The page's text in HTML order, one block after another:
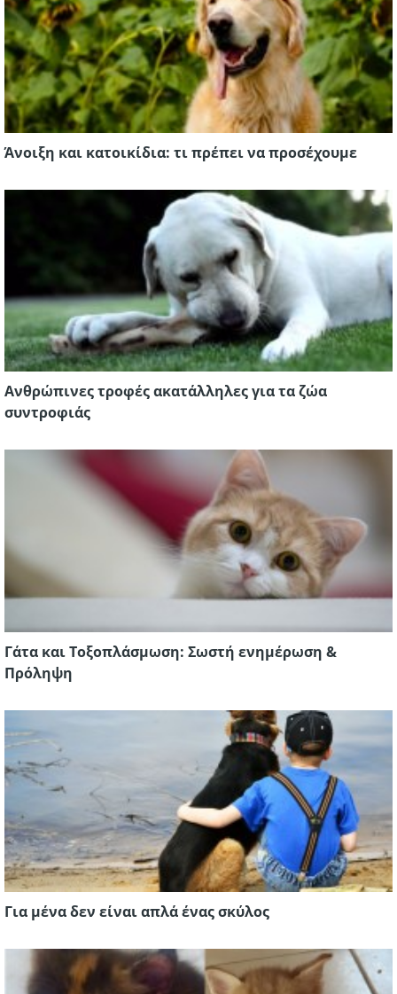
Άνοιξη και κατοικίδια: τι πρέπει να προσέχουμε
Ανθρώπινες τροφές ακατάλληλες για τα ζώα
συντροφιάς
Γάτα και Τοξοπλάσμωση: Σωστή ενημέρωση &
Πρόληψη
Για μένα δεν είναι απλά ένας σκύλος